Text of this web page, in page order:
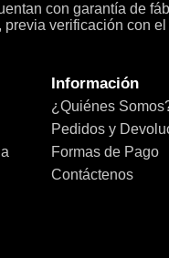
con garantía de
verificación con
Información
¿Quiénes
Pedidos y
Formas de Pago
Contáctenos